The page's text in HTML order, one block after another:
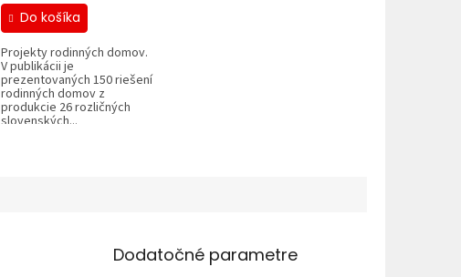
Do košíka
Projekty rodinných domov.
V publikácii je
prezentovaných 150 riešení
rodinných domov z
produkcie 26 rozličných
slovenských...
Dodatočné parametre